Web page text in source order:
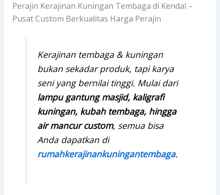
Perajin Kerajinan Kuningan Tembaga di Kendal –
Pusat Custom Berkualitas Harga Perajin
Kerajinan tembaga & kuningan
bukan sekadar produk, tapi karya
seni yang bernilai tinggi. Mulai dari
lampu gantung masjid, kaligrafi
kuningan, kubah tembaga, hingga
air mancur custom, semua bisa
Anda dapatkan di
rumahkerajinankuningantembaga.